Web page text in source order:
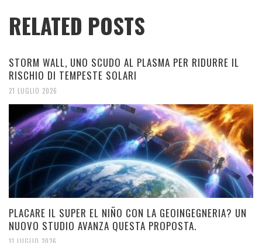
RELATED POSTS
STORM WALL, UNO SCUDO AL PLASMA PER RIDURRE IL
RISCHIO DI TEMPESTE SOLARI
21 LUGLIO 2026
PLACARE IL SUPER EL NIÑO CON LA GEOINGEGNERIA? UN
NUOVO STUDIO AVANZA QUESTA PROPOSTA.
11 LUGLIO 2026